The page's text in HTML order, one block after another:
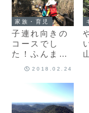
家族・育児
子連れ向きの
コースでし
た！ふんまる
ファミリート
♪（藤ノ木山自
然公園）
2018.02.24